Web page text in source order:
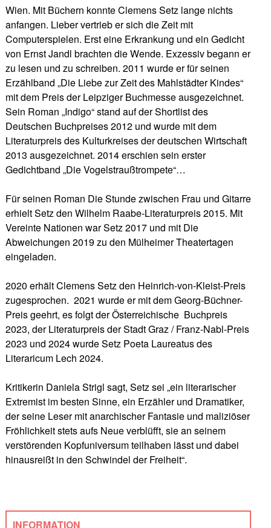
Wien. Mit Büchern konnte Clemens Setz lange nichts
anfangen. Lieber vertrieb er sich die Zeit mit
Computerspielen. Erst eine Erkrankung und ein Gedicht
von Ernst Jandl brachten die Wende. Exzessiv begann er
zu lesen und zu schreiben. 2011 wurde er für seinen
Erzählband „Die Liebe zur Zeit des Mahlstädter Kindes“
mit dem Preis der Leipziger Buchmesse ausgezeichnet.
Sein Roman „Indigo“ stand auf der Shortlist des
Deutschen Buchpreises 2012 und wurde mit dem
Literaturpreis des Kulturkreises der deutschen Wirtschaft
2013 ausgezeichnet. 2014 erschien sein erster
Gedichtband „Die Vogelstraußtrompete“…
Für seinen Roman Die Stunde zwischen Frau und Gitarre
erhielt Setz den Wilhelm Raabe-Literaturpreis 2015. Mit
Vereinte Nationen war Setz 2017 und mit Die
Abweichungen 2019 zu den Mülheimer Theatertagen
eingeladen.
2020 erhält Clemens Setz den Heinrich-von-Kleist-Preis
zugesprochen. 2021 wurde er mit dem Georg-Büchner-
Preis geehrt, es folgt der Österreichische Buchpreis
2023, der Literaturpreis der Stadt Graz / Franz-Nabl-Preis
2023 und 2024 wurde Setz Poeta Laureatus des
Literaricum Lech 2024.
Kritikerin Daniela Strigl sagt, Setz sei „ein literarischer
Extremist im besten Sinne, ein Erzähler und Dramatiker,
der seine Leser mit anarchischer Fantasie und maliziöser
Fröhlichkeit stets aufs Neue verblüfft, sie an seinem
verstörenden Kopfuniversum teilhaben lässt und dabei
hinausreißt in den Schwindel der Freiheit“.
INFORMATION